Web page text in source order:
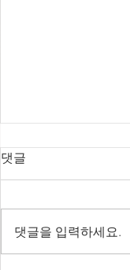
드라마 바이블
댓글
댓글을 입력하세요.